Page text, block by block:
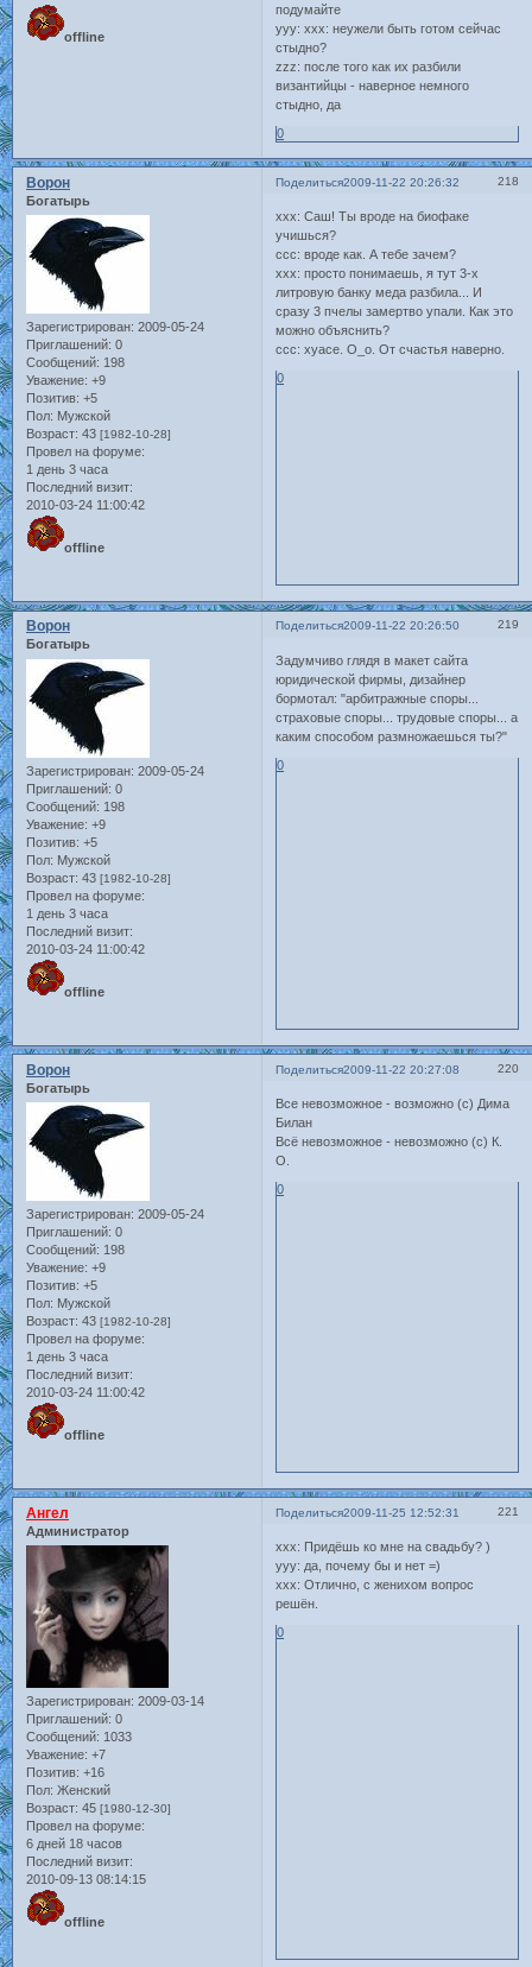
offline
подумайте
yyy: xxx: неужели быть готом сейчас
стыдно?
zzz: после того как их разбили
византийцы - наверное немного
стыдно, да
0
Поделиться 218
2009-11-22 20:26:32
Ворон
Богатырь
Зарегистрирован: 2009-05-24
Приглашений: 0
Сообщений: 198
Уважение: +9
Позитив: +5
Пол: Мужской
Возраст: 43 [1982-10-28]
Провел на форуме:
1 день 3 часа
Последний визит:
2010-03-24 11:00:42
offline
ххх: Саш! Ты вроде на биофаке
учишься?
ссс: вроде как. А тебе зачем?
ххх: просто понимаешь, я тут 3-х
литровую банку меда разбила... И
сразу 3 пчелы замертво упали. Как это
можно объяснить?
ссс: хуасе. О_о. От счастья наверно.
0
Поделиться 219
2009-11-22 20:26:50
Ворон
Богатырь
Зарегистрирован: 2009-05-24
Приглашений: 0
Сообщений: 198
Уважение: +9
Позитив: +5
Пол: Мужской
Возраст: 43 [1982-10-28]
Провел на форуме:
1 день 3 часа
Последний визит:
2010-03-24 11:00:42
offline
Задумчиво глядя в макет сайта
юридической фирмы, дизайнер
бормотал: "арбитражные споры...
страховые споры... трудовые споры... а
каким способом размножаешься ты?"
0
Поделиться 220
2009-11-22 20:27:08
Ворон
Богатырь
Зарегистрирован: 2009-05-24
Приглашений: 0
Сообщений: 198
Уважение: +9
Позитив: +5
Пол: Мужской
Возраст: 43 [1982-10-28]
Провел на форуме:
1 день 3 часа
Последний визит:
2010-03-24 11:00:42
offline
Все невозможное - возможно (с) Дима
Билан
Всё невозможное - невозможно (с) К.
О.
0
Поделиться 221
2009-11-25 12:52:31
Ангел
Администратор
Зарегистрирован: 2009-03-14
Приглашений: 0
Сообщений: 1033
Уважение: +7
Позитив: +16
Пол: Женский
Возраст: 45 [1980-12-30]
Провел на форуме:
6 дней 18 часов
Последний визит:
2010-09-13 08:14:15
offline
ххх: Придёшь ко мне на свадьбу? )
ууу: да, почему бы и нет =)
ххх: Отлично, с женихом вопрос
решён.
0